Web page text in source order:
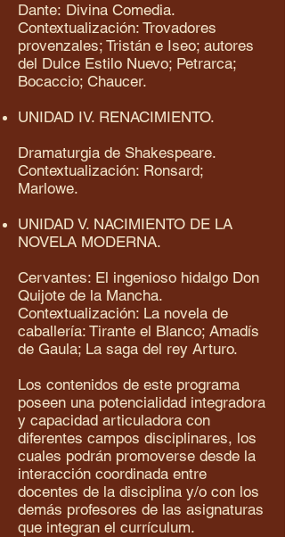
Dante: Divina Comedia.
Contextualización: Trovadores
provenzales; Tristán e Iseo; autores
del Dulce Estilo Nuevo; Petrarca;
Bocaccio; Chaucer.
UNIDAD IV. RENACIMIENTO.
Dramaturgia de Shakespeare.
Contextualización: Ronsard;
Marlowe.
UNIDAD V. NACIMIENTO DE LA
NOVELA MODERNA.
Cervantes: El ingenioso hidalgo Don
Quijote de la Mancha.
Contextualización: La novela de
caballería: Tirante el Blanco; Amadís
de Gaula; La saga del rey Arturo.
Los contenidos de este programa
poseen una potencialidad integradora
y capacidad articuladora con
diferentes campos disciplinares, los
cuales podrán promoverse desde la
interacción coordinada entre
docentes de la disciplina y/o con los
demás profesores de las asignaturas
que integran el currículum.